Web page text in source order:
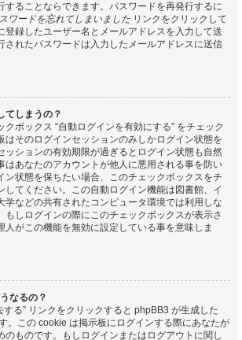
することならできます。パスワードを再発行するに
ワードを忘れてしまいました リンクをクリックして
登録したユーザー名とメールアドレスを入力して送
されたパスワードは入力したメールアドレスに送信
てしまうの？
クボックス “自動ログインを有効にする” をチェック
はそのログインセッションのみしかログイン状態を
ッションの有効期限が過ぎるとログイン状態も自然
はあなたのアカウントが他人に悪用される事を防い
ン状態を保ちたい場合、このチェックボックスをチ
してください。この自動ログイン機能は図書館、イ
学などの共有されたコンピュータ環境では利用しな
もしログインの際にこのチェックボックスが表示さ
人がこの機能を無効に設定している事を意味しま
なるの？
する” リンクをクリックすると phpBB3 が生成した
。この cookie は掲示板にログインする際にあなたが
のものです。もしログインまたはログアウトに関し